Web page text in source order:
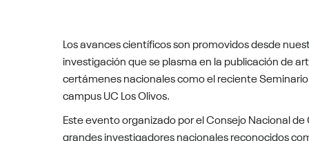
Los avances científicos son promovidos desde
investigación que se plasma en la publicación de
certámenes nacionales como el reciente
campus UC Los Olivos.
Este evento organizado por el Consejo Nacional
grandes investigadores nacionales reconocidos